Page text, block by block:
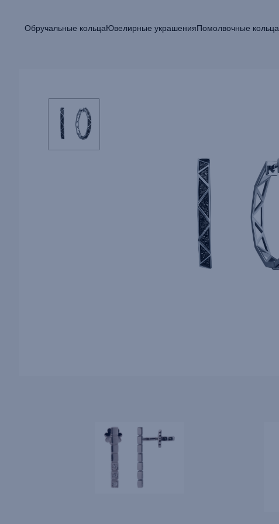
Обручальные кольцаЮвелирные украшенияПомолвочные кольца